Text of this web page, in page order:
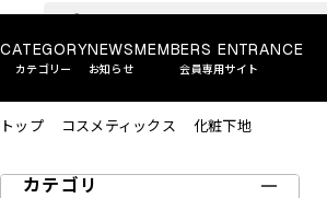
CATEGORY
カテゴリー
NEWS
お知らせ
MEMBERS ENTRANCE
会員専用サイト
トップ コスメティックス 化粧下地
カテゴリ